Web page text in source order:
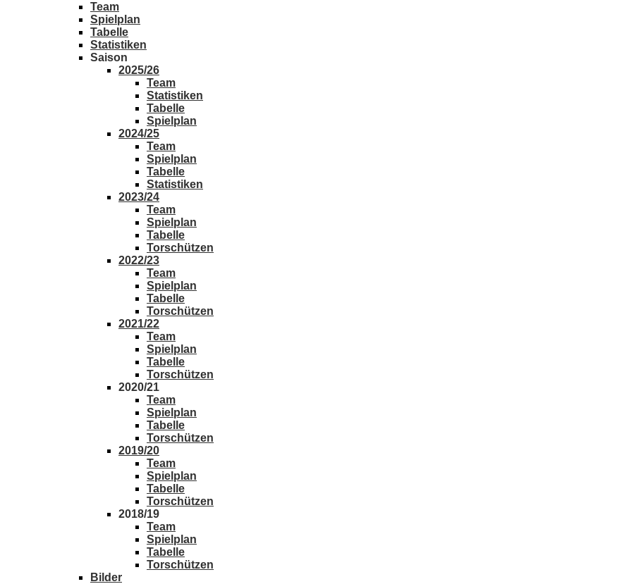
Team
Spielplan
Tabelle
Statistiken
Saison
2025/26
Team
Statistiken
Tabelle
Spielplan
2024/25
Team
Spielplan
Tabelle
Statistiken
2023/24
Team
Spielplan
Tabelle
Torschützen
2022/23
Team
Spielplan
Tabelle
Torschützen
2021/22
Team
Spielplan
Tabelle
Torschützen
2020/21
Team
Spielplan
Tabelle
Torschützen
2019/20
Team
Spielplan
Tabelle
Torschützen
2018/19
Team
Spielplan
Tabelle
Torschützen
Bilder